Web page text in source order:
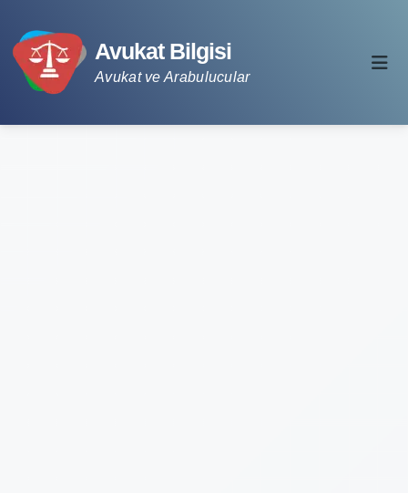
Avukat Bilgisi
Avukat ve Arabulucular